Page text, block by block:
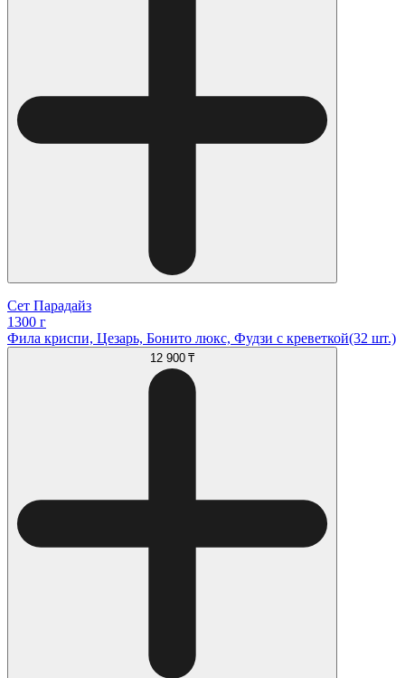
Сет Парадайз
1300 г
Фила криспи, Цезарь, Бонито люкс, Фудзи с креветкой(32 шт.)
12 900 ₸